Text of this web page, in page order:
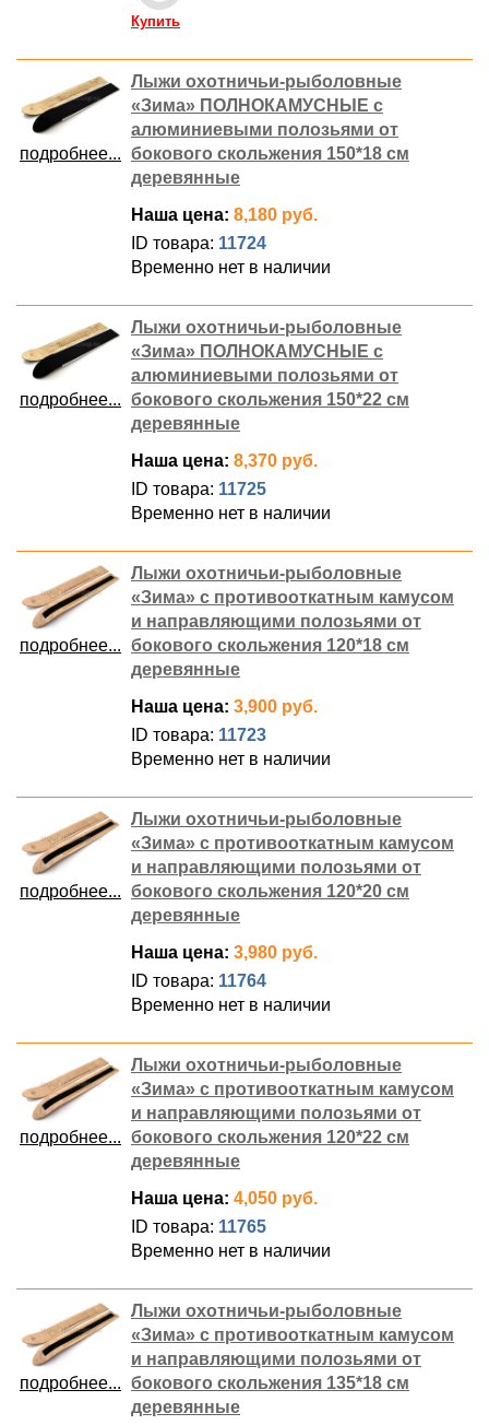
Купить
подробнее...
Лыжи охотничьи-рыболовные
«Зима» ПОЛНОКАМУСНЫЕ с
алюминиевыми полозьями от
бокового скольжения 150*18 см
деревянные
Наша цена: 8,180 руб.
ID товара: 11724
Временно нет в наличии
подробнее...
Лыжи охотничьи-рыболовные
«Зима» ПОЛНОКАМУСНЫЕ с
алюминиевыми полозьями от
бокового скольжения 150*22 см
деревянные
Наша цена: 8,370 руб.
ID товара: 11725
Временно нет в наличии
подробнее...
Лыжи охотничьи-рыболовные
«Зима» с противооткатным камусом
и направляющими полозьями от
бокового скольжения 120*18 см
деревянные
Наша цена: 3,900 руб.
ID товара: 11723
Временно нет в наличии
подробнее...
Лыжи охотничьи-рыболовные
«Зима» с противооткатным камусом
и направляющими полозьями от
бокового скольжения 120*20 см
деревянные
Наша цена: 3,980 руб.
ID товара: 11764
Временно нет в наличии
подробнее...
Лыжи охотничьи-рыболовные
«Зима» с противооткатным камусом
и направляющими полозьями от
бокового скольжения 120*22 см
деревянные
Наша цена: 4,050 руб.
ID товара: 11765
Временно нет в наличии
подробнее...
Лыжи охотничьи-рыболовные
«Зима» с противооткатным камусом
и направляющими полозьями от
бокового скольжения 135*18 см
деревянные